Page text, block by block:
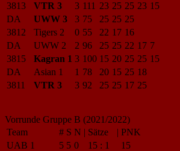
3813
VTR 3 3 111 23 25 25 23 15
DA
UWW 3 3 75 25 25 25
3812
Tigers 2 0 55 22 17 16
DA
UWW 2 2 96 25 25 22 17 7
3815
Kagran 1 3 100 15 20 25 25 15
DA
Asian 1 1 78 20 15 25 18
3811
VTR 3 3 92 25 25 17 25
Vorrunde Gruppe B (2021/2022)
Team
# S N | Sätze | PNK
UAB 1
5 5 0 15 : 1
15